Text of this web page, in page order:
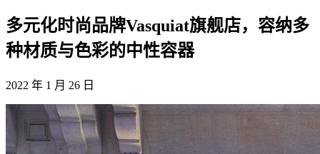
多元化时尚品牌Vasquiat旗舰店，容纳多
种材质与色彩的中性容器
2022 年 1 月 26 日